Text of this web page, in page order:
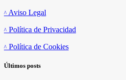
Aviso Legal
Política de Privacidad
Política de Cookies
Últimos posts